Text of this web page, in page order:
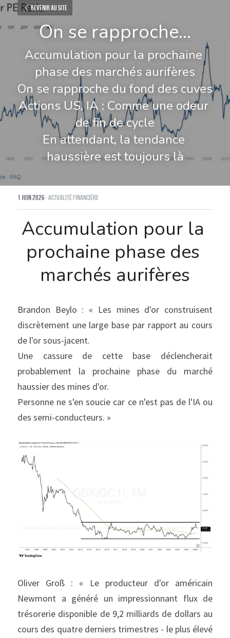
Revenir au site
On se rapproche...
Accumulation pour la prochaine
phase des marchés aurifères
On se rapproche du fond des cuves
Actions US, IA : Comme une odeur
de fin de cycle
En attendant, la tendance
haussière est toujours là
1 juin 2026·Actualité financière
Accumulation pour la
prochaine phase des
marchés aurifères
Brandon Beylo : « Les mines d'or construisent
discrètement une large base par rapport au cours
de l'or sous-jacent.
Une cassure de cette base déclencherait
probablement la prochaine phase du marché
haussier des mines d'or.
Personne ne s'en soucie car ce n'est pas de l'IA ou
des semi-conducteurs. »
Oliver Groß : « Le producteur d'or américain
Newmont a généré un impressionnant flux de
trésorerie disponible de 9,2 milliards de dollars au
cours des quatre derniers trimestres - le plus élevé